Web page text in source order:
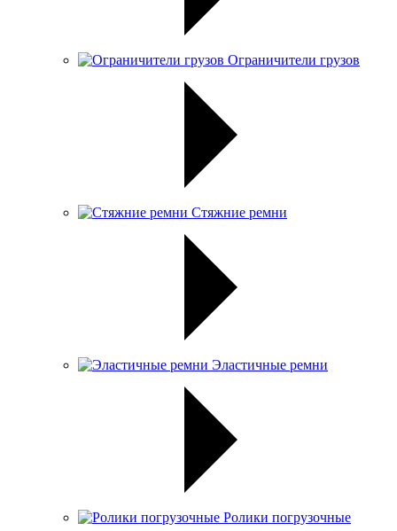
Ограничители грузов
Стяжние ремни
Эластичные ремни
Ролики погрузочные